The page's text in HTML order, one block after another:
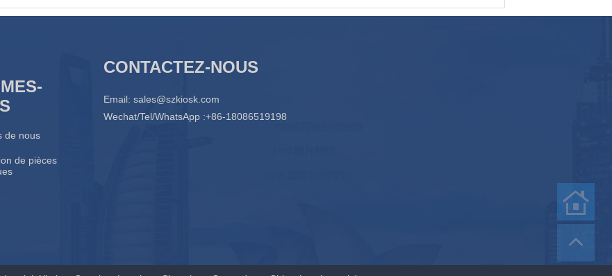
de nous
de pièces
CONTACTEZ-NOUS
Email: sales@szkiosk.com
Wechat/Tel/WhatsApp :+86-18086519198